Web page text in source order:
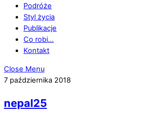
Podróże
Styl życia
Publikacje
Co robi…
Kontakt
Close Menu
7 października 2018
nepal25